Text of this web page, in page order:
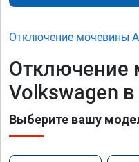
Отключение мочевины
Отключение
Volkswagen в
Выберите вашу